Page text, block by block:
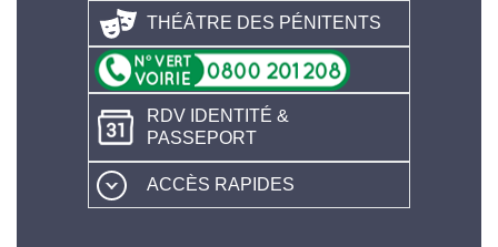
THÉÂTRE DES PÉNITENTS
RDV IDENTITÉ &
PASSEPORT
ACCÈS RAPIDES